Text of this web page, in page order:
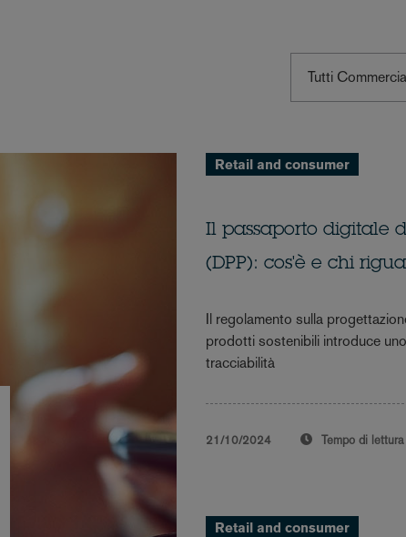
Retail and consumer
Il passaporto digitale
(DPP): cos'è e chi
Il regolamento sulla
prodotti sostenibili introduce
tracciabilità
21/10/2024 Tempo di lettura
Retail and consumer